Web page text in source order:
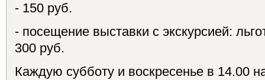
- 150 руб.
- посещение выставки с экскурсией:
300 руб.
Каждую субботу и воскресенье в 14.00